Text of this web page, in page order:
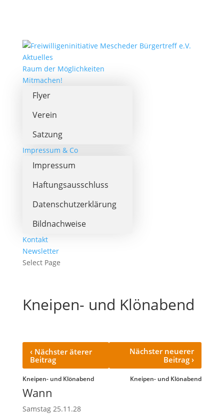
Aktuelles
Raum der Möglichkeiten
Mitmachen!
Flyer
Verein
Satzung
Impressum & Co
Impressum
Haftungsausschluss
Datenschutzerklärung
Bildnachweise
Kontakt
Newsletter
Select Page
Kneipen- und Klönabend
‹Nächster äterer
Beitrag
Kneipen- und Klönabend
Nächster neuerer
Beitrag›
Kneipen- und Klönabend
Wann
Samstag 25.11.28